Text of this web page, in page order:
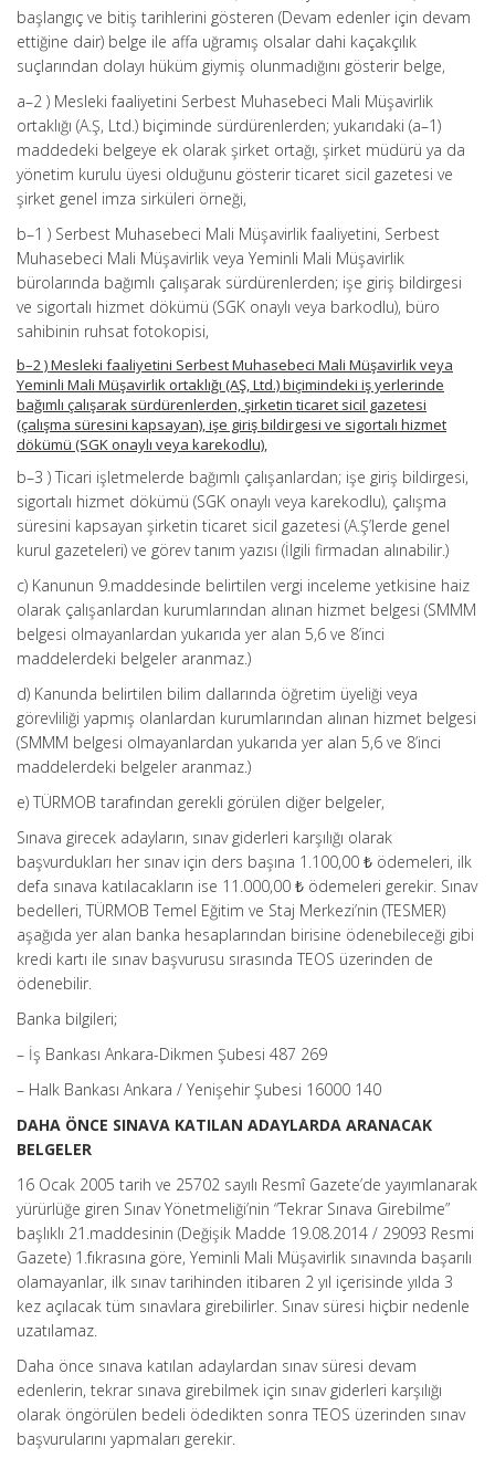
başlangıç ve bitiş tarihlerini gösteren (Devam edenler için devam
ettiğine dair) belge ile affa uğramış olsalar dahi kaçakçılık
suçlarından dolayı hüküm giymiş olunmadığını gösterir belge,
a–2 ) Mesleki faaliyetini Serbest Muhasebeci Mali Müşavirlik
ortaklığı (A.Ş, Ltd.) biçiminde sürdürenlerden; yukarıdaki (a–1)
maddedeki belgeye ek olarak şirket ortağı, şirket müdürü ya da
yönetim kurulu üyesi olduğunu gösterir ticaret sicil gazetesi ve
şirket genel imza sirküleri örneği,
b–1 ) Serbest Muhasebeci Mali Müşavirlik faaliyetini, Serbest
Muhasebeci Mali Müşavirlik veya Yeminli Mali Müşavirlik
bürolarında bağımlı çalışarak sürdürenlerden; işe giriş bildirgesi
ve sigortalı hizmet dökümü (SGK onaylı veya barkodlu), büro
sahibinin ruhsat fotokopisi,
b–2 ) Mesleki faaliyetini Serbest Muhasebeci Mali Müşavirlik veya
Yeminli Mali Müşavirlik ortaklığı (AŞ, Ltd.) biçimindeki iş yerlerinde
bağımlı çalışarak sürdürenlerden, şirketin ticaret sicil gazetesi
(çalışma süresini kapsayan), işe giriş bildirgesi ve sigortalı hizmet
dökümü (SGK onaylı veya karekodlu),
b–3 ) Ticari işletmelerde bağımlı çalışanlardan; işe giriş bildirgesi,
sigortalı hizmet dökümü (SGK onaylı veya karekodlu), çalışma
süresini kapsayan şirketin ticaret sicil gazetesi (A.Ş’lerde genel
kurul gazeteleri) ve görev tanım yazısı (İlgili firmadan alınabilir.)
c) Kanunun 9.maddesinde belirtilen vergi inceleme yetkisine haiz
olarak çalışanlardan kurumlarından alınan hizmet belgesi (SMMM
belgesi olmayanlardan yukarıda yer alan 5,6 ve 8’inci
maddelerdeki belgeler aranmaz.)
d) Kanunda belirtilen bilim dallarında öğretim üyeliği veya
görevliliği yapmış olanlardan kurumlarından alınan hizmet belgesi
(SMMM belgesi olmayanlardan yukarıda yer alan 5,6 ve 8’inci
maddelerdeki belgeler aranmaz.)
e) TÜRMOB tarafından gerekli görülen diğer belgeler,
Sınava girecek adayların, sınav giderleri karşılığı olarak
başvurdukları her sınav için ders başına 1.100,00 ₺ ödemeleri, ilk
defa sınava katılacakların ise 11.000,00 ₺ ödemeleri gerekir. Sınav
bedelleri, TÜRMOB Temel Eğitim ve Staj Merkezi’nin (TESMER)
aşağıda yer alan banka hesaplarından birisine ödenebileceği gibi
kredi kartı ile sınav başvurusu sırasında TEOS üzerinden de
ödenebilir.
Banka bilgileri;
– İş Bankası Ankara-Dikmen Şubesi 487 269
– Halk Bankası Ankara / Yenişehir Şubesi 16000 140
DAHA ÖNCE SINAVA KATILAN ADAYLARDA ARANACAK
BELGELER
16 Ocak 2005 tarih ve 25702 sayılı Resmî Gazete’de yayımlanarak
yürürlüğe giren Sınav Yönetmeliği’nin “Tekrar Sınava Girebilme”
başlıklı 21.maddesinin (Değişik Madde 19.08.2014 / 29093 Resmi
Gazete) 1.fıkrasına göre, Yeminli Mali Müşavirlik sınavında başarılı
olamayanlar, ilk sınav tarihinden itibaren 2 yıl içerisinde yılda 3
kez açılacak tüm sınavlara girebilirler. Sınav süresi hiçbir nedenle
uzatılamaz.
Daha önce sınava katılan adaylardan sınav süresi devam
edenlerin, tekrar sınava girebilmek için sınav giderleri karşılığı
olarak öngörülen bedeli ödedikten sonra TEOS üzerinden sınav
başvurularını yapmaları gerekir.